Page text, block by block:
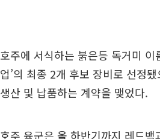
호주에 서식하는 붉은등 독거미
업’의 최종 2개 후보 장비로 선정
생산 및 납품하는 계약을 맺었다.
호주 육군은 올 하반기까지 레드